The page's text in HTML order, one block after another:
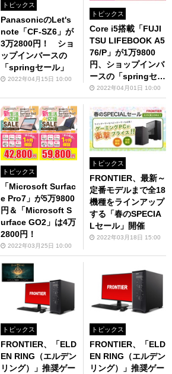
トピックス
PanasonicのLet's
note「CF-SZ6」が
3万2800円！ ショ
ップインバースの
「springセール」
2022年04月15日 10:00
トピックス
Core i5搭載「FUJI
TSU LIFEBOOK A5
76/P」が1万9800
円、ショップインバ
ースの「springセー
ル」2022年04月01日 10:00
トピックス
「Microsoft Surfac
e Pro7」が5万9800
円＆「Microsoft S
urface GO2」は4万
2800円！
2022年03月25日 10:00
トピックス
FRONTIER、最新～
定番モデルまで全18
機種をラインアップ
する「春のSPECIA
Lセール」開催
2022年03月18日 15:00
トピックス
FRONTIER、「ELD
EN RING（エルデン
リング）」推奨ゲー
トピックス
FRONTIER、「ELD
EN RING（エルデン
リング）」推奨ゲー